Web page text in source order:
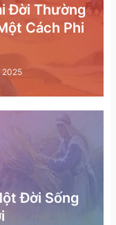
Đời Thường
Cách Phi
2025
Đời Sống